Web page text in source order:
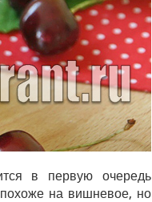
в первую очередь
похоже на вишневое, но